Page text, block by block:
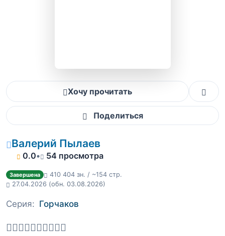
Хочу прочитать
Поделиться
Валерий Пылаев
0.0• 54 просмотра
Завершена
410 404 зн. / ~154 стр.
27.04.2026 (обн. 03.08.2026)
Серия: Горчаков